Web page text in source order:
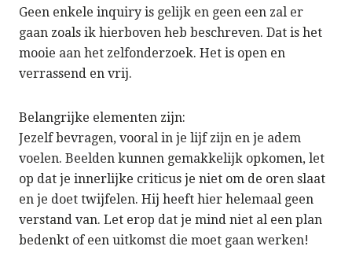
Geen enkele inquiry is gelijk en geen een zal er
gaan zoals ik hierboven heb beschreven. Dat is het
mooie aan het zelfonderzoek. Het is open en
verrassend en vrij.
Belangrijke elementen zijn:
Jezelf bevragen, vooral in je lijf zijn en je adem
voelen. Beelden kunnen gemakkelijk opkomen, let
op dat je innerlijke criticus je niet om de oren slaat
en je doet twijfelen. Hij heeft hier helemaal geen
verstand van. Let erop dat je mind niet al een plan
bedenkt of een uitkomst die moet gaan werken!